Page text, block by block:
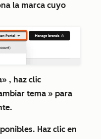
la marca cuyo
, haz clic
tema » para
Haz clic en